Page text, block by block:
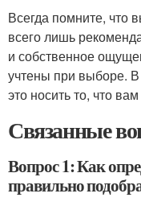
Всегда помните, что
всего лишь
и собственное
учтены при выборе.
это носить то, что
Связанные
Вопрос 1: Как
правильно